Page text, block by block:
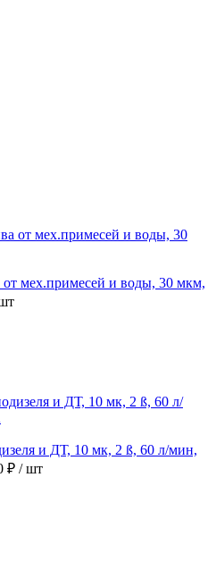
мех.примесей и воды, 30 мкм,
и ДТ, 10 мк, 2 ß, 60 л/мин,
₽ / шт